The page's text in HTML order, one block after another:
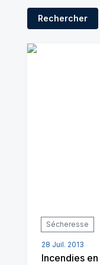
Rechercher
Sécheresse
28 Juil. 2013
Incendies